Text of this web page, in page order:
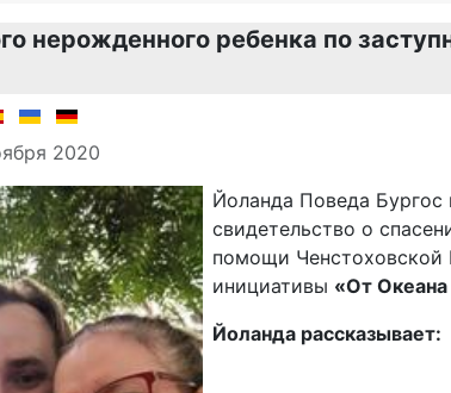
нерожденного ребенка по
2020
Йоланда Поведа
свидетельство о
помощи
инициативы «От
Йоланда рассказывает: